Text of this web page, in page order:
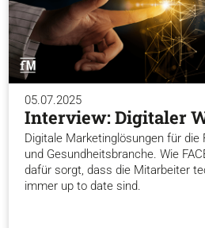
05.07.2025
Interview: Digitaler
Digitale Marketinglösungen für die
und Gesundheitsbranche. Wie
dafür sorgt, dass die Mitarbeiter
immer up to date sind.